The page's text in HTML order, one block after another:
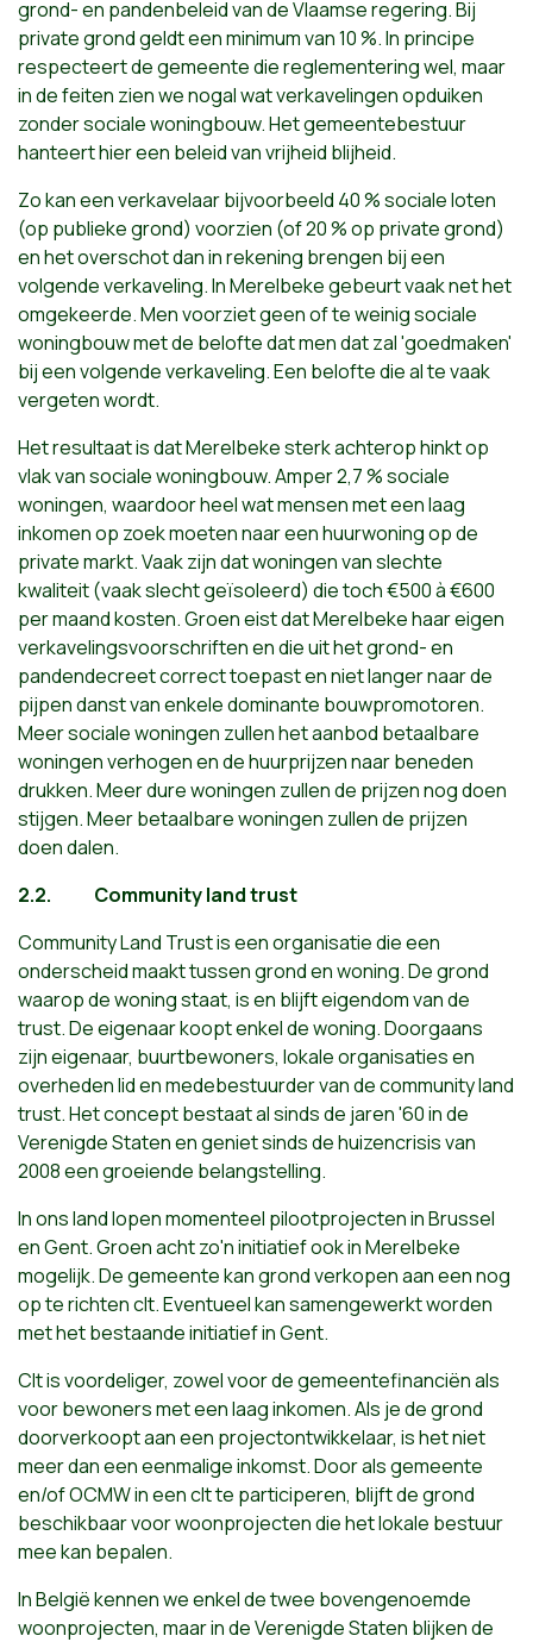
grond- en pandenbeleid van de Vlaamse regering. Bij
private grond geldt een minimum van 10 %. In principe
respecteert de gemeente die reglementering wel, maar
in de feiten zien we nogal wat verkavelingen opduiken
zonder sociale woningbouw. Het gemeentebestuur
hanteert hier een beleid van vrijheid blijheid.
Zo kan een verkavelaar bijvoorbeeld 40 % sociale loten
(op publieke grond) voorzien (of 20 % op private grond)
en het overschot dan in rekening brengen bij een
volgende verkaveling. In Merelbeke gebeurt vaak net het
omgekeerde. Men voorziet geen of te weinig sociale
woningbouw met de belofte dat men dat zal 'goedmaken'
bij een volgende verkaveling. Een belofte die al te vaak
vergeten wordt.
Het resultaat is dat Merelbeke sterk achterop hinkt op
vlak van sociale woningbouw. Amper 2,7 % sociale
woningen, waardoor heel wat mensen met een laag
inkomen op zoek moeten naar een huurwoning op de
private markt. Vaak zijn dat woningen van slechte
kwaliteit (vaak slecht geïsoleerd) die toch €500 à €600
per maand kosten. Groen eist dat Merelbeke haar eigen
verkavelingsvoorschriften en die uit het grond- en
pandendecreet correct toepast en niet langer naar de
pijpen danst van enkele dominante bouwpromotoren.
Meer sociale woningen zullen het aanbod betaalbare
woningen verhogen en de huurprijzen naar beneden
drukken. Meer dure woningen zullen de prijzen nog doen
stijgen. Meer betaalbare woningen zullen de prijzen
doen dalen.
2.2. Community land trust
Community Land Trustis een organisatie die een
onderscheid maakt tussen grond en woning. De grond
waarop de woning staat, is en blijft eigendom van de
trust. De eigenaar koopt enkel de woning. Doorgaans
zijn eigenaar, buurtbewoners, lokale organisaties en
overheden lid en medebestuurder van de community land
trust. Het concept bestaat al sinds de jaren '60 in de
Verenigde Staten en geniet sinds de huizencrisis van
2008 een groeiende belangstelling.
In ons land lopen momenteel pilootprojecten in Brussel
en Gent. Groen acht zo'n initiatief ook in Merelbeke
mogelijk. De gemeente kan grond verkopen aan een nog
op te richten clt. Eventueel kan samengewerkt worden
met het bestaande initiatief in Gent.
Clt is voordeliger, zowel voor de gemeentefinanciën als
voor bewoners met een laag inkomen. Als je de grond
doorverkoopt aan een projectontwikkelaar, is het niet
meer dan een eenmalige inkomst. Door als gemeente
en/of OCMW in een clt te participeren, blijft de grond
beschikbaar voor woonprojecten die het lokale bestuur
mee kan bepalen.
In België kennen we enkel de twee bovengenoemde
woonprojecten, maar in de Verenigde Staten blijken de